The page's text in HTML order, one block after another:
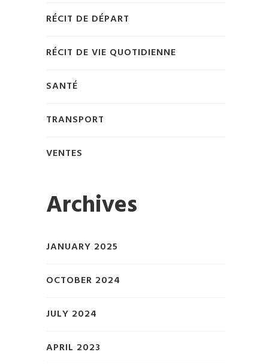
RÉCIT DE DÉPART
RÉCIT DE VIE QUOTIDIENNE
SANTÉ
TRANSPORT
VENTES
Archives
JANUARY 2025
OCTOBER 2024
JULY 2024
APRIL 2023